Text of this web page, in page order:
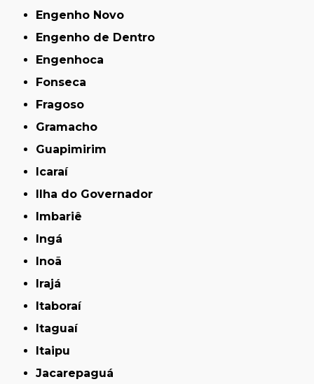
Engenho Novo
Engenho de Dentro
Engenhoca
Fonseca
Fragoso
Gramacho
Guapimirim
Icaraí
Ilha do Governador
Imbariê
Ingá
Inoã
Irajá
Itaboraí
Itaguaí
Itaipu
Jacarepaguá